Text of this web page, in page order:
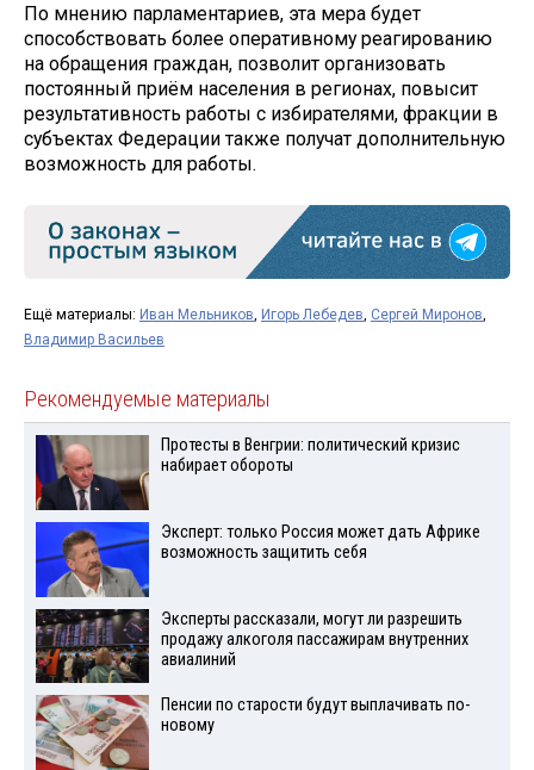
По мнению парламентариев, эта мера будет
способствовать более оперативному реагированию
на обращения граждан, позволит организовать
постоянный приём населения в регионах, повысит
результативность работы с избирателями, фракции в
субъектах Федерации также получат дополнительную
возможность для работы.
Ещё материалы: Иван Мельников, Игорь Лебедев, Сергей Миронов,
Владимир Васильев
Рекомендуемые материалы
Протесты в Венгрии: политический кризис
набирает обороты
Эксперт: только Россия может дать Африке
возможность защитить себя
Эксперты рассказали, могут ли разрешить
продажу алкоголя пассажирам внутренних
авиалиний
Пенсии по старости будут выплачивать по-
новому